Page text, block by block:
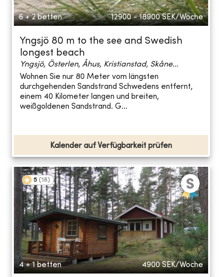
6 + 2 betten 12900 - 18900 SEK/Woche
Yngsjö 80 m to the see and Swedish
longest beach
Yngsjö, Österlen, Åhus, Kristianstad, Skåne...
Wohnen Sie nur 80 Meter vom längsten
durchgehenden Sandstrand Schwedens entfernt,
einem 40 Kilometer langen und breiten,
weißgoldenen Sandstrand. G...
Kalender auf Verfügbarkeit prüfen
5 (18)
4 + 1 betten 4900 SEK/Woche